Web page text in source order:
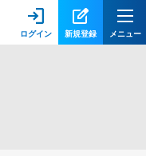
ログイン 新規登録 メニュー